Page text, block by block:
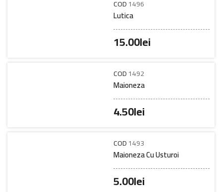
COD1496
Lutica
15.00lei
COD1492
Maioneza
4.50lei
COD1493
Maioneza Cu Usturoi
5.00lei